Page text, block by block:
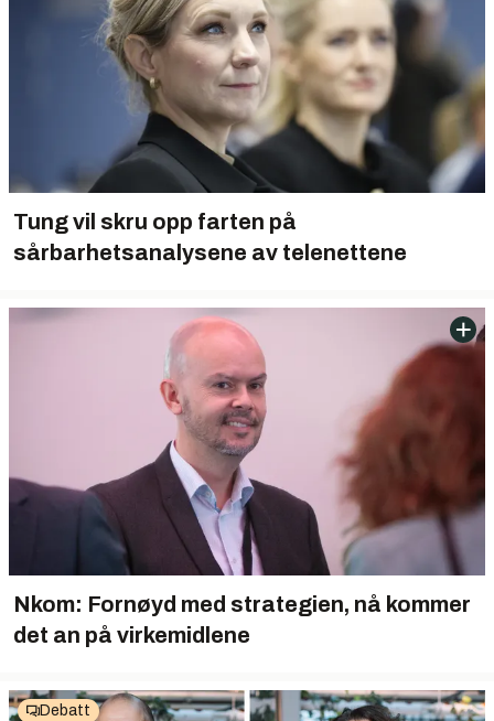
Tung vil skru opp farten på
sårbarhetsanalysene av telenettene
Nkom: Fornøyd med strategien, nå kommer
det an på virkemidlene
Debatt